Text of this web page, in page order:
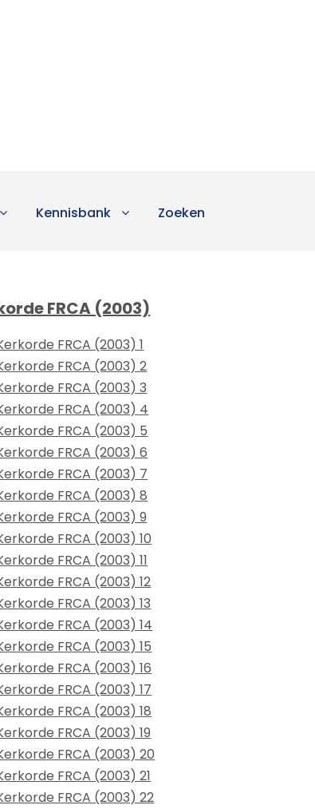
Kennisbank Zoeken
FRCA (2003)
FRCA (2003) 1
FRCA (2003) 2
FRCA (2003) 3
FRCA (2003) 4
FRCA (2003) 5
FRCA (2003) 6
FRCA (2003) 7
FRCA (2003) 8
FRCA (2003) 9
FRCA (2003) 10
FRCA (2003) 11
FRCA (2003) 12
FRCA (2003) 13
FRCA (2003) 14
FRCA (2003) 15
FRCA (2003) 16
FRCA (2003) 17
FRCA (2003) 18
FRCA (2003) 19
FRCA (2003) 20
FRCA (2003) 21
FRCA (2003) 22